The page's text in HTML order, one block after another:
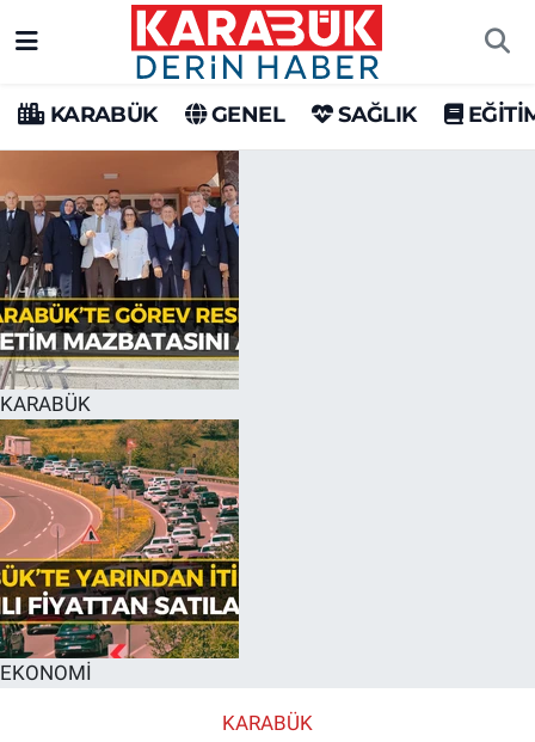
KARABÜK GENEL SAĞLIK
KARABÜK
EKONOMİ
KARABÜK
Karabük Hava Durumu
Karabük Trafik Yoğunluk Haritası
Süper Lig Puan Durumu ve Fikstür
Tüm Manşetler
Son Dakika Haberleri
Haber Arşivi